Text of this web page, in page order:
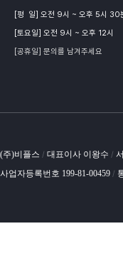
[평 일] 오전 9시 ~ 오후 5시 30
[토요일] 오전 9시 ~ 오후 12시
[공휴일] 문의를 남겨주세요
(주)비플스 / 대표이사 이왕수 /
사업자등록번호 199-81-00459 /